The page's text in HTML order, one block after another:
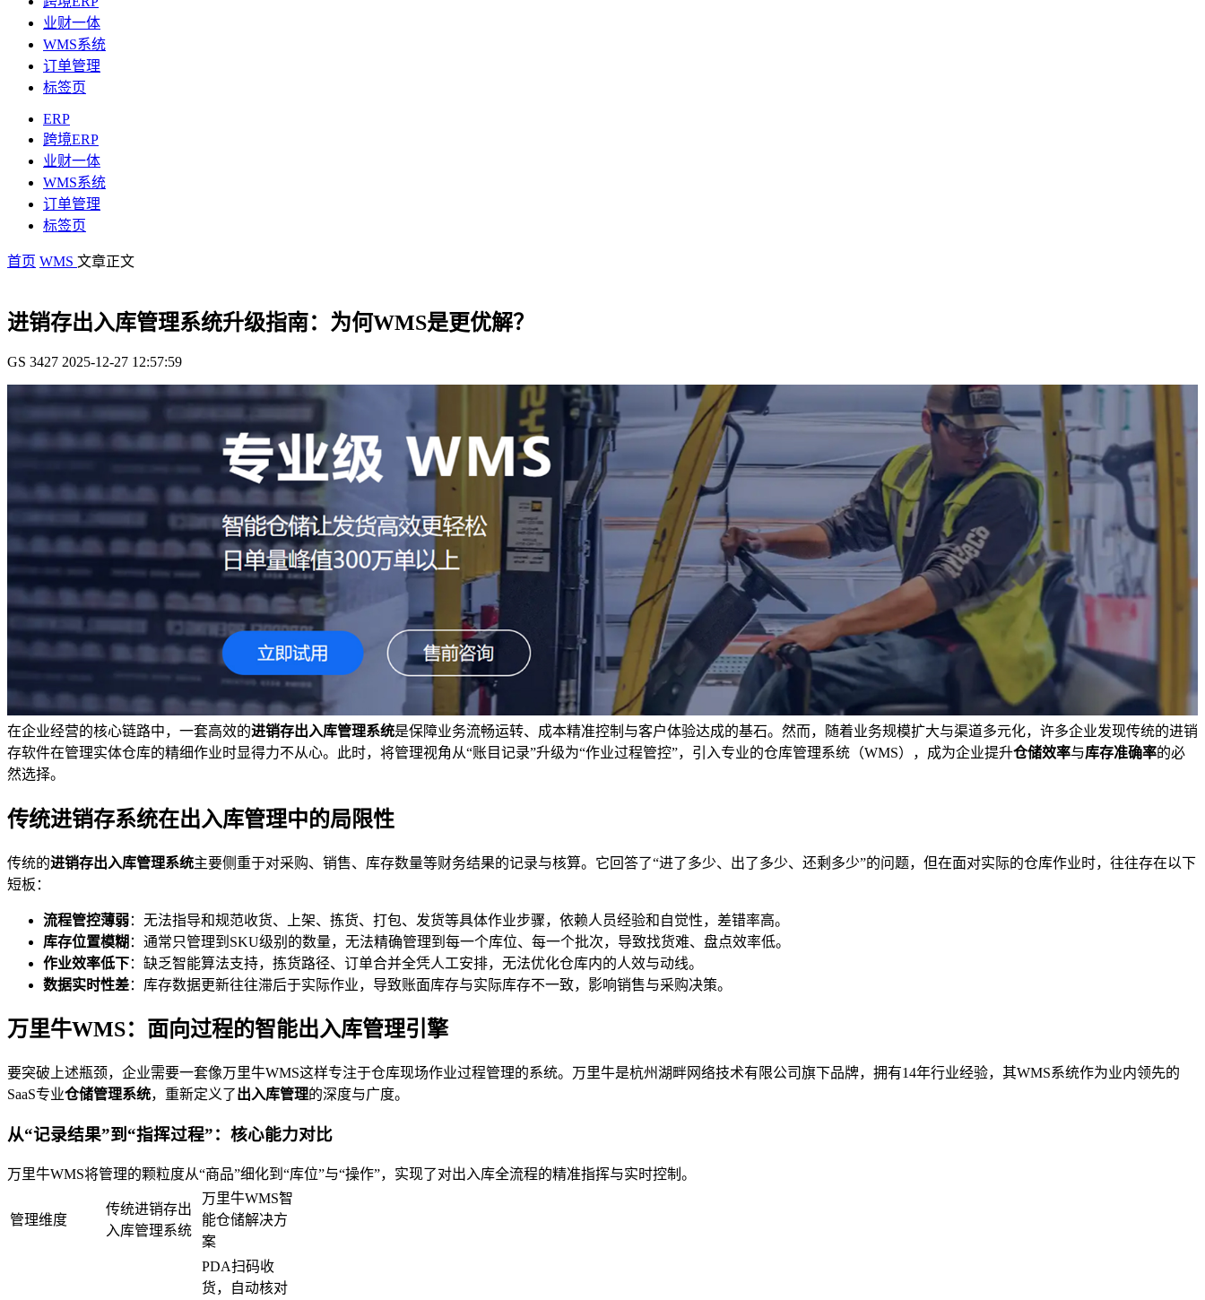
业财一体
WMS系统
订单管理
标签页
ERP
跨境ERP
业财一体
WMS系统
订单管理
标签页
首页 WMS 文章正文
进销存出入库管理系统升级指南：为何WMS是更优解？
GS 3427 2025-12-27 12:57:59
在企业经营的核心链路中，一套高效的进销存出入库管理系统是保障业务流畅运转、成本精准控制与客户体验达成的基石。然而，随着业务规模扩大与渠道多元化，许多企业发现传统的进销
存软件在管理实体仓库的精细作业时显得力不从心。此时，将管理视角从“账目记录”升级为“作业过程管控”，引入专业的仓库管理系统（WMS），成为企业提升仓储效率与库存准确率的必
然选择。
传统进销存系统在出入库管理中的局限性
传统的进销存出入库管理系统主要侧重于对采购、销售、库存数量等财务结果的记录与核算。它回答了“进了多少、出了多少、还剩多少”的问题，但在面对实际的仓库作业时，往往存在以下
短板：
流程管控薄弱：无法指导和规范收货、上架、拣货、打包、发货等具体作业步骤，依赖人员经验和自觉性，差错率高。
库存位置模糊 ：通常只管理到SKU级别的数量，无法精确管理到每一个库位、每一个批次，导致找货难、盘点效率低。
作业效率低下：缺乏智能算法支持，拣货路径、订单合并全凭人工安排，无法优化仓库内的人效与动线。
数据实时性差：库存数据更新往往滞后于实际作业，导致账面库存与实际库存不一致，影响销售与采购决策。
万里牛WMS：面向过程的智能出入库管理引擎
要突破上述瓶颈，企业需要一套像万里牛WMS这样专注于仓库现场作业过程管理的系统。万里牛是杭州湖畔网络技术有限公司旗下品牌，拥有14年行业经验，其WMS系统作为业内领先的
SaaS专业仓储管理系统，重新定义了出入库管理的深度与广度。
从“记录结果”到“指挥过程”：核心能力对比
万里牛WMS将管理的颗粒度从“商品”细化到“库位”与“操作”，实现了对出入库全流程的精准指挥与实时控制。
管理维度
传统进销存出
入库管理系统
万里牛WMS智
能仓储解决方
案
PDA扫码收
货，自动核对